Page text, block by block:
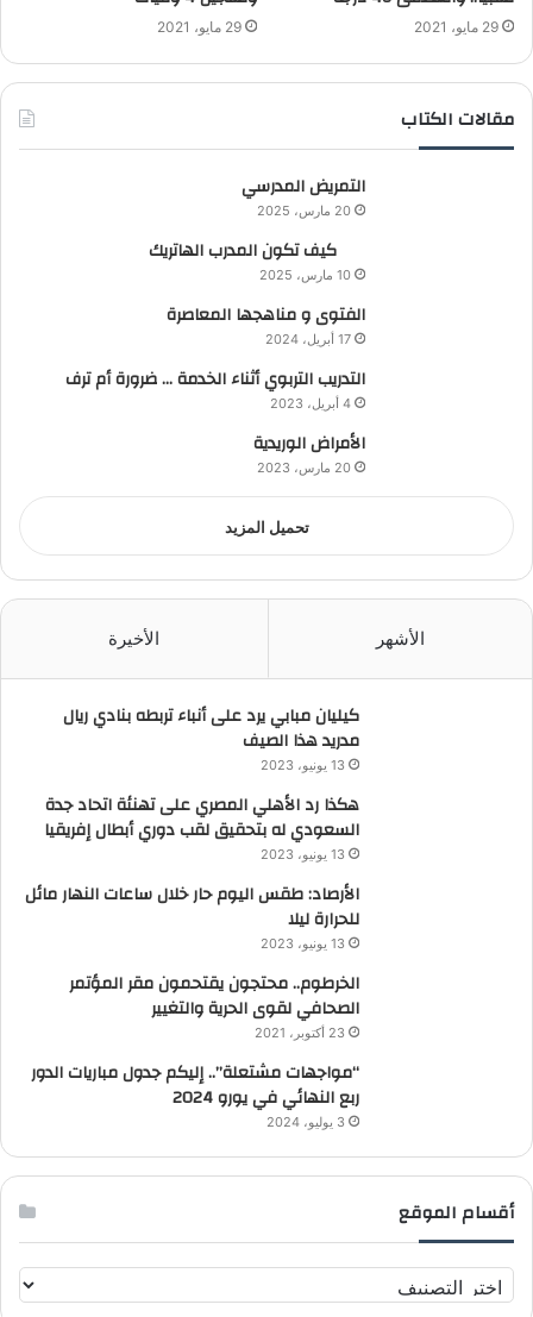
29 مايو، 2021 29 مايو، 2021
مقالات الكتاب
التمريض المدرسي
20 مارس، 2025
كيف تكون المدرب الهاتريك
10 مارس، 2025
الفتوى و مناهجها المعاصرة
17 أبريل، 2024
التدريب التربوي أثناء الخدمة … ضرورة أم ترف
4 أبريل، 2023
الأمراض الوريدية
20 مارس، 2023
تحميل المزيد
الأشهر الأخيرة
كيليان مبابي يرد على أنباء تربطه بنادي ريال
مدريد هذا الصيف
13 يونيو، 2023
هكذا رد الأهلي المصري على تهنئة اتحاد جدة
السعودي له بتحقيق لقب دوري أبطال إفريقيا
13 يونيو، 2023
الأرصاد: طقس اليوم حار خلال ساعات النهار مائل
للحرارة ليلا
13 يونيو، 2023
الخرطوم.. محتجون يقتحمون مقر المؤتمر
الصحافي لقوى الحرية والتغيير
23 أكتوبر، 2021
“مواجهات مشتعلة”.. إليكم جدول مباريات الدور
ربع النهائي في يورو 2024
3 يوليو، 2024
أقسام الموقع
ق